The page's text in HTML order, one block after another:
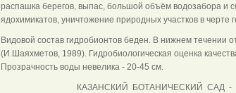
распашка берегов, выпас, большой объём водозабора и
ядохимикатов, уничтожение природных участков в черте
Видовой состав гидробионтов беден. В нижнем течении
(И.Шаяхметов, 1989). Гидробиологическая оценка
Прозрачность воды невелика - 20-45 см.
КАЗАНСКИЙ БОТАНИЧЕСКИЙ САД -